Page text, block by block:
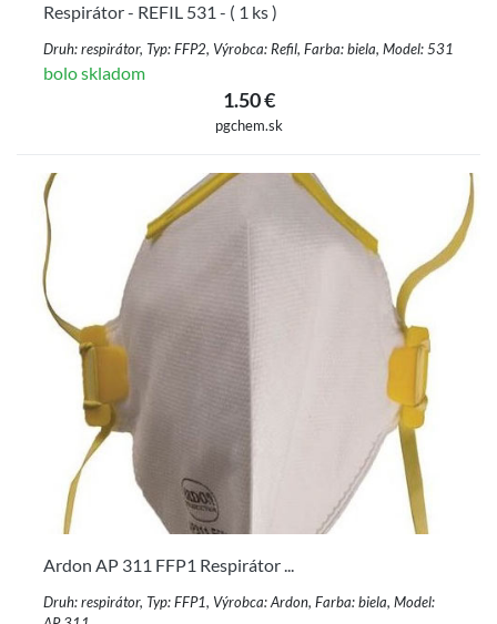
Respirátor - REFIL 531 - ( 1 ks )
Druh: respirátor, Typ: FFP2, Výrobca: Refil, Farba: biela, Model: 531
bolo skladom
1.50 €
pgchem.sk
Ardon AP 311 FFP1 Respirátor ...
Druh: respirátor, Typ: FFP1, Výrobca: Ardon, Farba: biela, Model: